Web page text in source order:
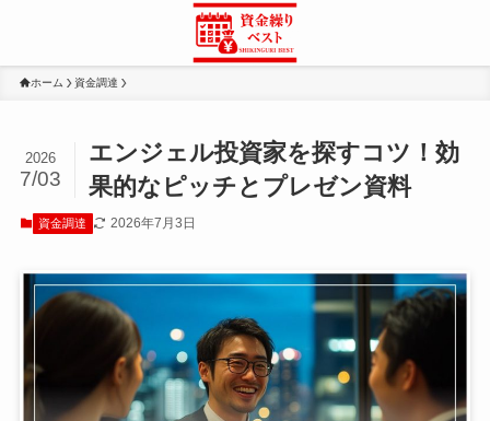
ホーム 資金調達
エンジェル投資家を探すコツ！効
果的なピッチとプレゼン資料
2026
7/03
資金調達 2026年7月3日